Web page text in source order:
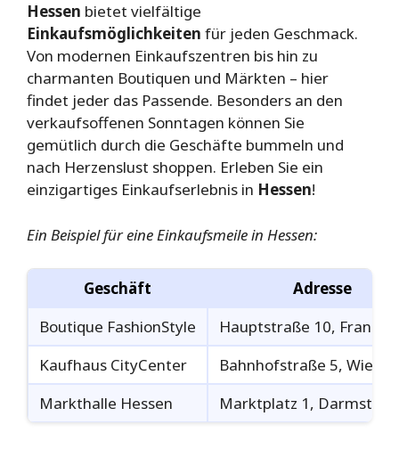
Hessen bietet vielfältige
Einkaufsmöglichkeiten für jeden Geschmack.
Von modernen Einkaufszentren bis hin zu
charmanten Boutiquen und Märkten – hier
findet jeder das Passende. Besonders an den
verkaufsoffenen Sonntagen können Sie
gemütlich durch die Geschäfte bummeln und
nach Herzenslust shoppen. Erleben Sie ein
einzigartiges Einkaufserlebnis in Hessen!
Ein Beispiel für eine Einkaufsmeile in Hessen:
Geschäft
Adresse
Boutique FashionStyle
Hauptstraße 10,
Kaufhaus CityCenter
Bahnhofstraße 5,
Markthalle Hessen
Marktplatz 1, Darmstadt